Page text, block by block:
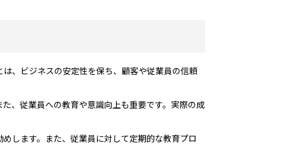
、ビジネスの安定性を保ち、顧客や従業員の信頼
、従業員への教育や意識向上も重要です。実際の成
します。また、従業員に対して定期的な教育プロ